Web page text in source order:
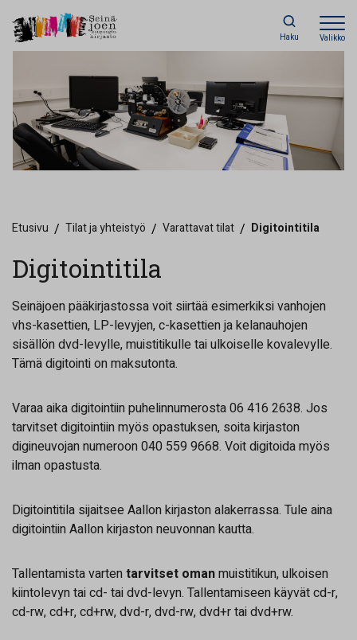
Haku Valikko
Etusivu / Tilat ja yhteistyö / Varattavat tilat / Digitointitila
Digitointitila
Seinäjoen pääkirjastossa voit siirtää esimerkiksi vanhojen
vhs-kasettien, LP-levyjen, c-kasettien ja kelanauhojen
sisällön dvd-levylle, muistitikulle tai ulkoiselle kovalevylle.
Tämä digitointi on maksutonta.
Varaa aika digitointiin puhelinnumerosta 06 416 2638. Jos
tarvitset digitointiin myös opastuksen, soita kirjaston
digineuvojan numeroon 040 559 9668. Voit digitoida myös
ilman opastusta.
Digitointitila sijaitsee Aallon kirjaston alakerrassa. Tule aina
digitointiin Aallon kirjaston neuvonnan kautta.
Tallentamista vartentarvitset omanmuistitikun, ulkoisen
kiintolevyn tai cd- tai dvd-levyn. Tallentamiseen käyvät cd-r,
cd-rw, cd+r, cd+rw, dvd-r, dvd-rw, dvd+r tai dvd+rw.